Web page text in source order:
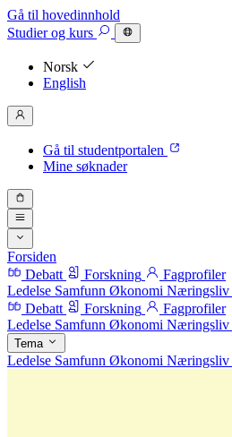
Gå til hovedinnhold
Studierog kurs
Norsk
English
Gå til studentportalen
Mine søknader
Forsiden
Debatt
Forskning
Fagprofiler
Ledelse Samfunn Økonomi Næringsliv
Debatt
Forskning
Fagprofiler
Ledelse Samfunn Økonomi Næringsliv
Tema
Ledelse Samfunn Økonomi Næringsliv